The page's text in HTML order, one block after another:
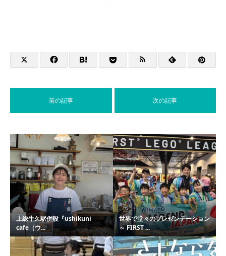
前の記事 次の記事
上総牛久駅併設『ushikuni
cafe（ウ...
世界で堂々のプレゼンテーション
～ FIRST ...